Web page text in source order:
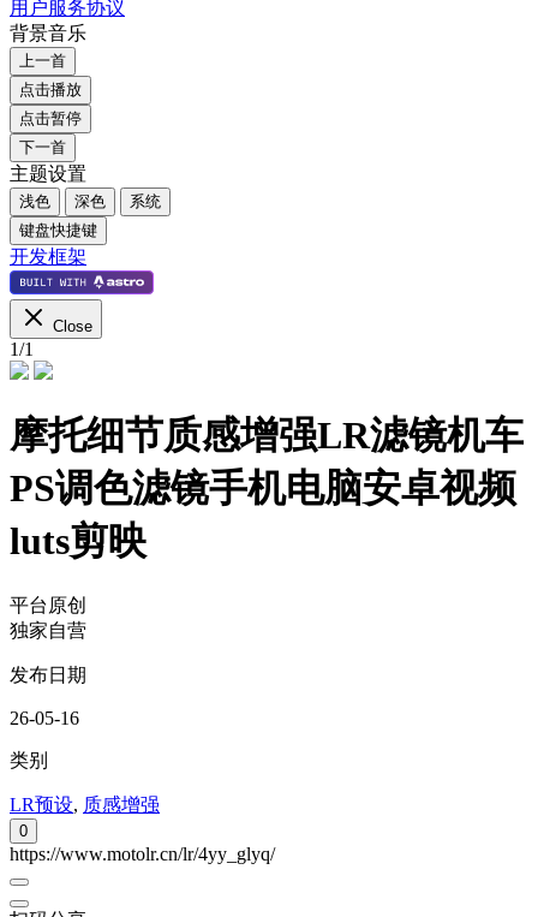
用户服务协议
背景音乐
上一首
点击播放
点击暂停
下一首
主题设置
浅色 深色
系统
键盘快捷键
开发框架
Close
1/1
摩托细节质感增强LR滤镜机车
PS调色滤镜手机电脑安卓视频
luts剪映
平台原创
独家自营
发布日期
26-05-16
类别
LR预设, 质感增强
0
https://www.motolr.cn/lr/4yy_glyq/